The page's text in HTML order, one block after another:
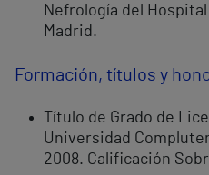
Nefrología del
Madrid.
Formación, títulos y
Título de Grado de
Universidad
2008. Calificación